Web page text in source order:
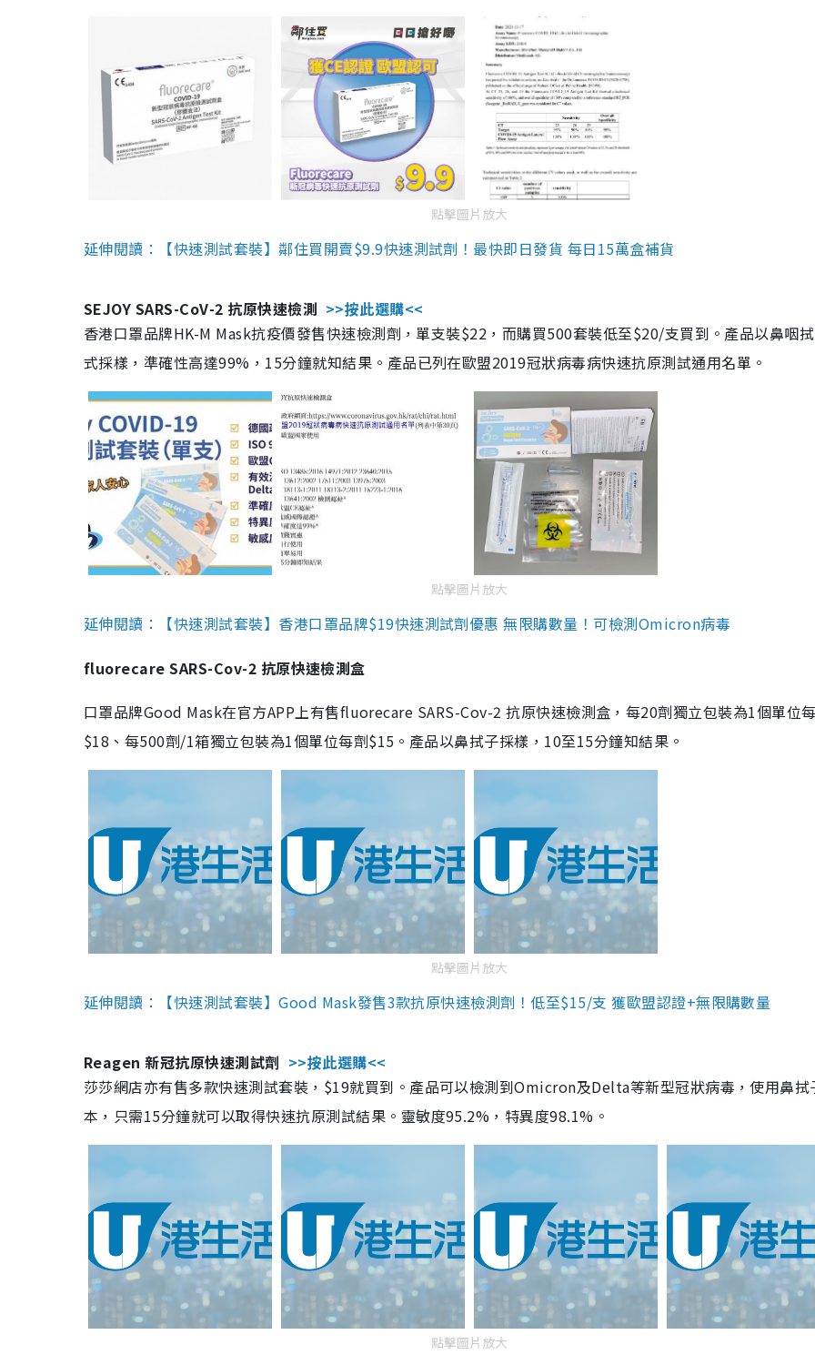
點擊圖片放大
延伸閱讀：【快速測試套裝】鄰住買開賣$9.9快速測試劑！最快即日發貨 每日15萬盒補貨
SEJOY SARS-CoV-2 抗原快速檢測 >>按此選購<<
香港口罩品牌HK-M Mask抗疫價發售快速檢測劑，單支裝$22，而購買500套裝低至$20/支買到。產品以鼻咽
式採樣，準確性高達99%，15分鐘就知結果。產品已列在歐盟2019冠狀病毒病快速抗原測試通用名單。
點擊圖片放大
延伸閱讀：【快速測試套裝】香港口罩品牌$19快速測試劑優惠 無限購數量！可檢測Omicron病毒
fluorecare SARS-Cov-2 抗原快速檢測盒
口罩品牌Good Mask在官方APP上有售fluorecare SARS-Cov-2 抗原快速檢測盒，每20劑獨立包裝為1個單位
$18、每500劑/1箱獨立包裝為1個單位每劑$15。產品以鼻拭子採樣，10至15分鐘知結果。
點擊圖片放大
延伸閱讀：【快速測試套裝】Good Mask發售3款抗原快速檢測劑！低至$15/支 獲歐盟認證+無限購數量
Reagen 新冠抗原快速測試劑 >>按此選購<<
莎莎網店亦有售多款快速測試套裝，$19就買到。產品可以檢測到Omicron及Delta等新型冠狀病毒，使用鼻拭
本，只需15分鐘就可以取得快速抗原測試結果。靈敏度95.2%，特異度98.1%。
點擊圖片放大